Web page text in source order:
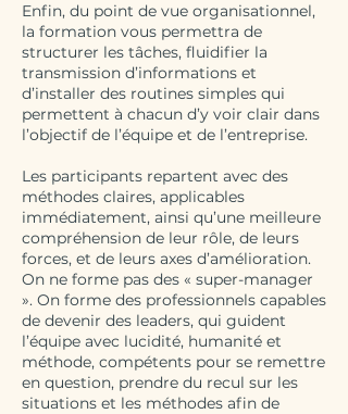
Enfin, du point de vue organisationnel,
la formation vous permettra de
structurer les tâches, fluidifier la
transmission d’informations et
d’installer des routines simples qui
permettent à chacun d’y voir clair dans
l’objectif de l’équipe et de l’entreprise.
Les participants repartent avec des
méthodes claires, applicables
immédiatement, ainsi qu’une meilleure
compréhension de leur rôle, de leurs
forces, et de leurs axes d’amélioration.
On ne forme pas des « super-manager
». On forme des professionnels capables
de devenir des leaders, qui guident
l’équipe avec lucidité, humanité et
méthode, compétents pour se remettre
en question, prendre du recul sur les
situations et les méthodes afin de